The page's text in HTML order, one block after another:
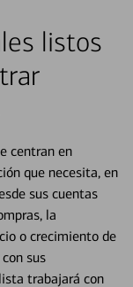
listos
centran en
que necesita, en
sus cuentas
la
o crecimiento de
sus
trabajará con